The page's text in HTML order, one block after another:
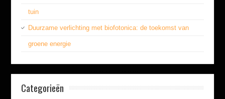
tuin
Duurzame verlichting met biofotonica: de toekomst van
groene energie
Categorieën